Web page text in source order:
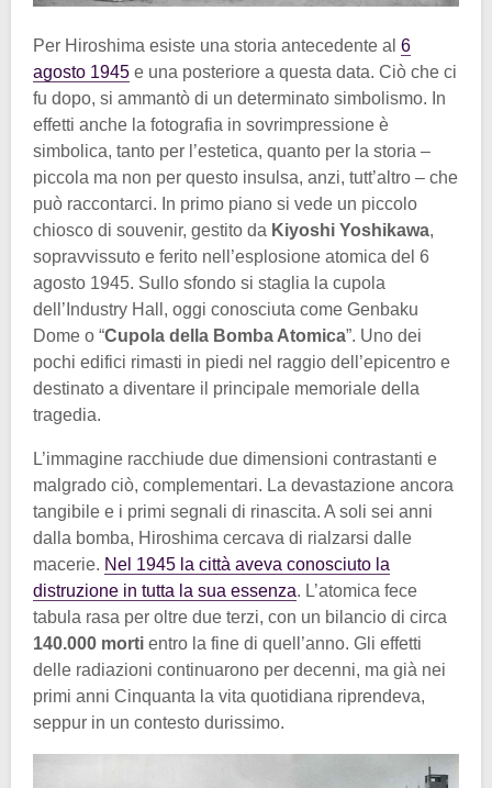
Per Hiroshima esiste una storia antecedente al 6
agosto 1945 e una posteriore a questa data. Ciò che ci
fu dopo, si ammantò di un determinato simbolismo. In
effetti anche la fotografia in sovrimpressione è
simbolica, tanto per l’estetica, quanto per la storia –
piccola ma non per questo insulsa, anzi, tutt’altro – che
può raccontarci. In primo piano si vede un piccolo
chiosco di souvenir, gestito da Kiyoshi Yoshikawa,
sopravvissuto e ferito nell’esplosione atomica del 6
agosto 1945. Sullo sfondo si staglia la cupola
dell’Industry Hall, oggi conosciuta come Genbaku
Dome o “Cupola della Bomba Atomica”. Uno dei
pochi edifici rimasti in piedi nel raggio dell’epicentro e
destinato a diventare il principale memoriale della
tragedia.
L’immagine racchiude due dimensioni contrastanti e
malgrado ciò, complementari. La devastazione ancora
tangibile e i primi segnali di rinascita. A soli sei anni
dalla bomba, Hiroshima cercava di rialzarsi dalle
macerie. Nel 1945 la città aveva conosciuto la
distruzione in tutta la sua essenza. L’atomica fece
tabula rasa per oltre due terzi, con un bilancio di circa
140.000 morti entro la fine di quell’anno. Gli effetti
delle radiazioni continuarono per decenni, ma già nei
primi anni Cinquanta la vita quotidiana riprendeva,
seppur in un contesto durissimo.